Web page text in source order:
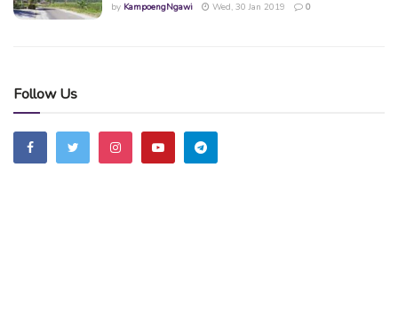
by KampoengNgawi Wed, 30 Jan 2019 0
Follow Us